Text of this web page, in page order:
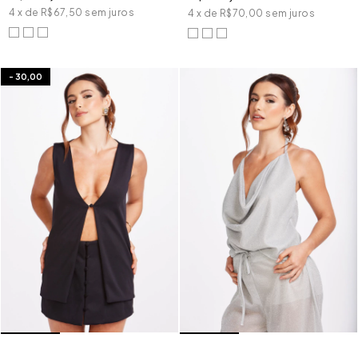
4 x de R$67,50 sem juros 4 x de R$70,00 sem juros
- 30,00